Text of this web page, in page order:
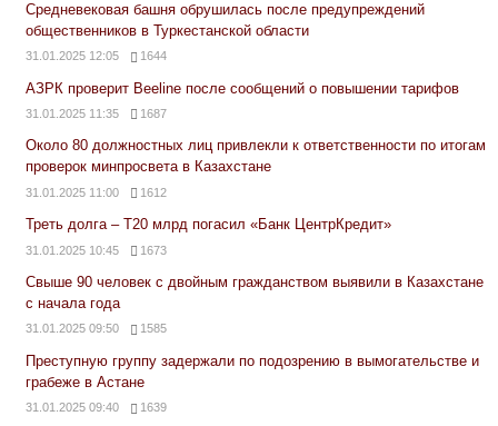
Средневековая башня обрушилась после предупреждений
общественников в Туркестанской области
31.01.2025 12:05 1644
АЗРК проверит Beeline после сообщений о повышении тарифов
31.01.2025 11:35 1687
Около 80 должностных лиц привлекли к ответственности по итогам
проверок минпросвета в Казахстане
31.01.2025 11:00 1612
Треть долга – Т20 млрд погасил «Банк ЦентрКредит»
31.01.2025 10:45 1673
Свыше 90 человек с двойным гражданством выявили в Казахстане
с начала года
31.01.2025 09:50 1585
Преступную группу задержали по подозрению в вымогательстве и
грабеже в Астане
31.01.2025 09:40 1639